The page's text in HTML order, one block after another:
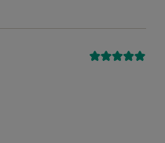
Pacient